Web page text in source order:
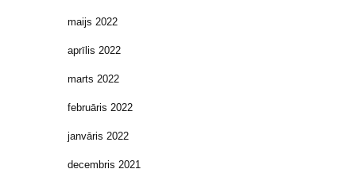
maijs 2022
aprīlis 2022
marts 2022
februāris 2022
janvāris 2022
decembris 2021